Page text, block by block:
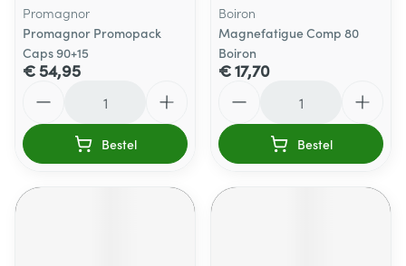
Promagnor
Promagnor Promopack
Caps 90+15
€ 54,95
Bestel
Boiron
Magnefatigue Comp 80
Boiron
€ 17,70
Bestel